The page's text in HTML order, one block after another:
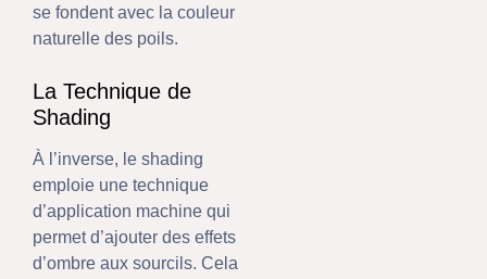
se fondent avec la couleur
naturelle des poils.
La Technique de
Shading
À l’inverse, le shading
emploie une technique
d’application machine qui
permet d’ajouter des effets
d’ombre aux sourcils. Cela